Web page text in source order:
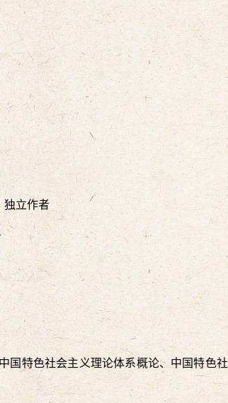
独立作者
特色社会主义理论体系概论、中国特色